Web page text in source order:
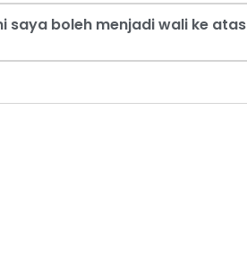
saya boleh menjadi wali ke atas